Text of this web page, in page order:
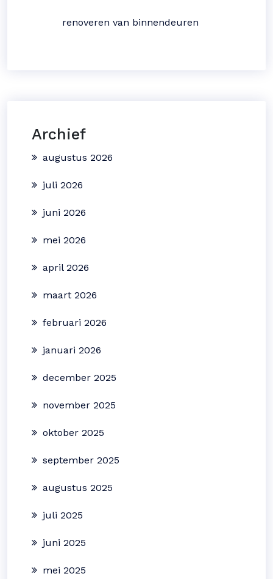
renoveren van binnendeuren
Archief
augustus 2026
juli 2026
juni 2026
mei 2026
april 2026
maart 2026
februari 2026
januari 2026
december 2025
november 2025
oktober 2025
september 2025
augustus 2025
juli 2025
juni 2025
mei 2025